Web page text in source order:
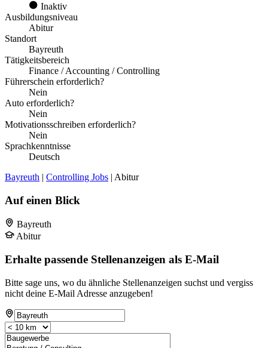
Inaktiv
Ausbildungsniveau
Abitur
Standort
Bayreuth
Tätigkeitsbereich
Finance / Accounting / Controlling
Führerschein erforderlich?
Nein
Auto erforderlich?
Nein
Motivationsschreiben erforderlich?
Nein
Sprachkenntnisse
Deutsch
Bayreuth | Controlling Jobs | Abitur
Auf einen Blick
Bayreuth
Abitur
Erhalte passende Stellenanzeigen als E-Mail
Bitte sage uns, wo du ähnliche Stellenanzeigen suchst und vergiss
nicht deine E-Mail Adresse anzugeben!